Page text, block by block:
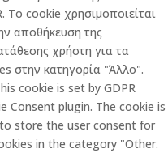
Το cookie χρησιμοποιείται
αποθήκευση της
χρήστη για τα
στην κατηγορία "Άλλο".
cookie is set by GDPR
Consent plugin. The cookie is
store the user consent for
in the category "Other.